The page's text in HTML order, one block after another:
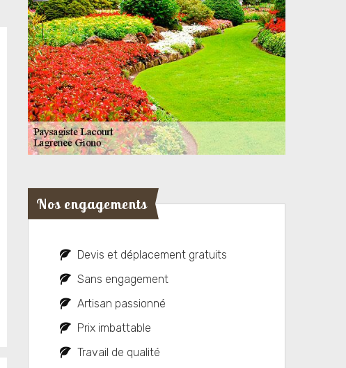
Nos engagements
Devis et déplacement gratuits
Sans engagement
Artisan passionné
Prix imbattable
Travail de qualité